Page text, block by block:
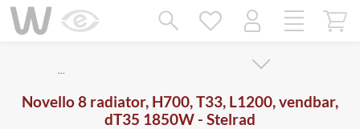
…
Novello 8 radiator, H700, T33, L1200, vendbar,
dT35 1850W - Stelrad
Mangler chatten?
Ret samtykke!